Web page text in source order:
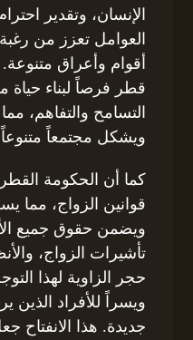
الإنسان، وتقدير
العوامل تعزز من
أقوام وأعراق
قطر فرصاً لبناء
التسامح والتفاهم،
ويشكل مجتمعاً
كما أن الحكومة
قوانين الزواج، مما
ويضمن حقوق جميع
تأشيرات الزواج،
حجر الزاوية لهذا
ويسراً للأفراد الذين
جديدة. هذا